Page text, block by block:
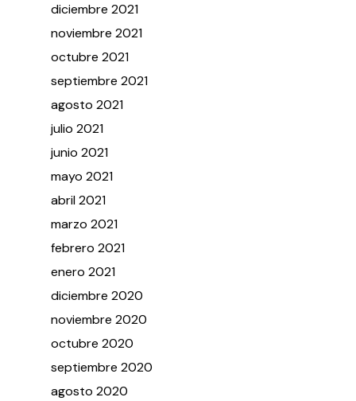
diciembre2021
noviembre2021
octubre2021
septiembre2021
agosto2021
julio2021
junio2021
mayo2021
abril2021
marzo2021
febrero2021
enero2021
diciembre2020
noviembre2020
octubre2020
septiembre2020
agosto2020